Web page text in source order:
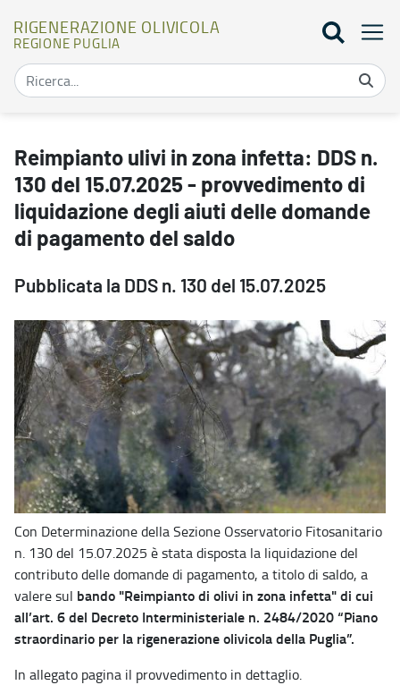
RIGENERAZIONE OLIVICOLA
REGIONE PUGLIA
Reimpianto ulivi in zona infetta: DDS n.
130 del 15.07.2025 - provvedimento di
liquidazione degli aiuti delle domande
di pagamento del saldo
Pubblicata la DDS n. 130 del 15.07.2025
Con Determinazione della Sezione Osservatorio Fitosanitario
n. 130 del 15.07.2025 è stata disposta la liquidazione del
contributo delle domande di pagamento, a titolo di saldo, a
valere sul bando "Reimpianto di olivi in zona infetta" di cui
all’art. 6 del Decreto Interministeriale n. 2484/2020 “Piano
straordinario per la rigenerazione olivicola della Puglia”.
In allegato pagina il provvedimento in dettaglio.